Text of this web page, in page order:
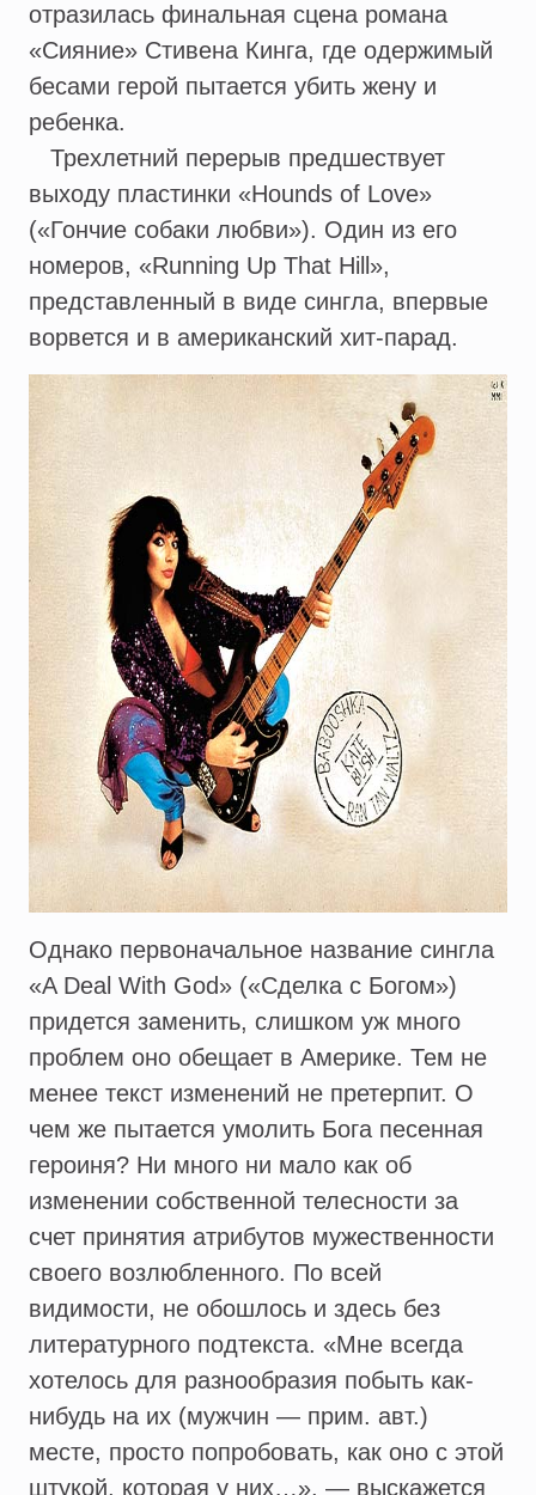
отразилась финальная сцена романа
«Сияние» Стивена Кинга, где одержимый
бесами герой пытается убить жену и
ребенка.
Трехлетний перерыв предшествует
выходу пластинки «Hounds of Love»
(«Гончие собаки любви»). Один из его
номеров, «Running Up That Hill»,
представленный в виде сингла, впервые
ворвется и в американский хит-парад.
Однако первоначальное название сингла
«A Deal With God» («Сделка с Богом»)
придется заменить, слишком уж много
проблем оно обещает в Америке. Тем не
менее текст изменений не претерпит. О
чем же пытается умолить Бога песенная
героиня? Ни много ни мало как об
изменении собственной телесности за
счет принятия атрибутов мужественности
своего возлюбленного. По всей
видимости, не обошлось и здесь без
литературного подтекста. «Мне всегда
хотелось для разнообразия побыть как-
нибудь на их (мужчин — прим. авт.)
месте, просто попробовать, как оно с этой
штукой, которая у них…», — выскажется